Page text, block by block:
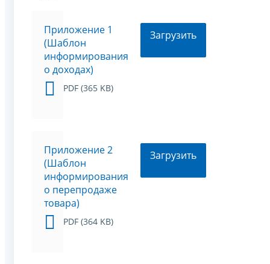
Приложение 1
(Шаблон
информирования
о доходах)
PDF (365 KB)
Загрузить
Приложение 2
(Шаблон
информирования
о перепродаже
товара)
PDF (364 KB)
Загрузить